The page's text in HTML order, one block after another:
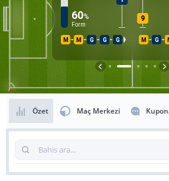
60%
Form
9
M M G G G M G
Özet Maç Merkezi